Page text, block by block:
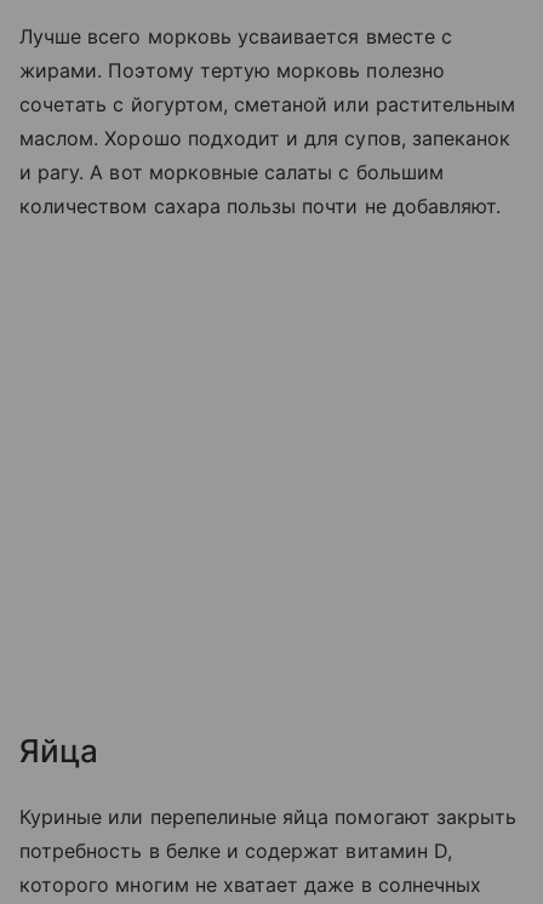
Лучше всего морковь усваивается вместе с
жирами. Поэтому тертую морковь полезно
сочетать с йогуртом, сметаной или растительным
маслом. Хорошо подходит и для супов, запеканок
и рагу. А вот морковные салаты с большим
количеством сахара пользы почти не добавляют.
Яйца
Куриные или перепелиные яйца помогают закрыть
потребность в белке и содержат витамин D,
которого многим не хватает даже в солнечных